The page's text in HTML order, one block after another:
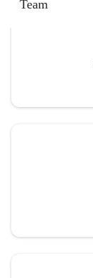
Team